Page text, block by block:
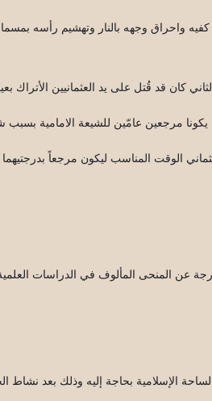
واحراق وجهه بالنار وتهشيم رأسه
كان قد قُتل على يد العثمانيين الأتراك
مرجعين عامّين للشيعة الامامية بسبب
الوقت المناسب ليكون مرجعاً بدرجتيهما
عن المنحى المألوف في الدراسات
الإسلامية بحاجة إليه وذلك بعد